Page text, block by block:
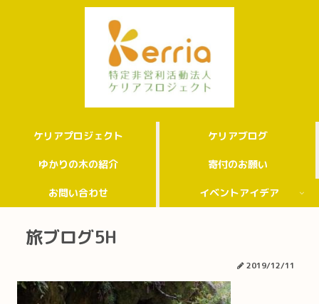
ケリアプロジェクト ケリアブログ
ゆかりの木の紹介 寄付のお願い
お問い合わせ イベントアイデア
旅ブログ5H
2019/12/11